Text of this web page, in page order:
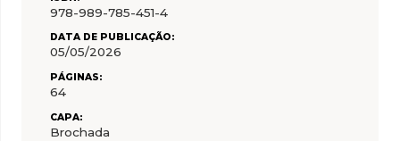
978-989-785-451-4
DATA DE PUBLICAÇÃO:
05/05/2026
PÁGINAS:
64
CAPA:
Brochada